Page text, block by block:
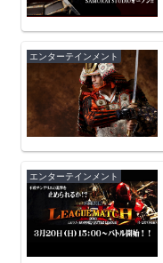
エンターテインメント
エンターテインメント